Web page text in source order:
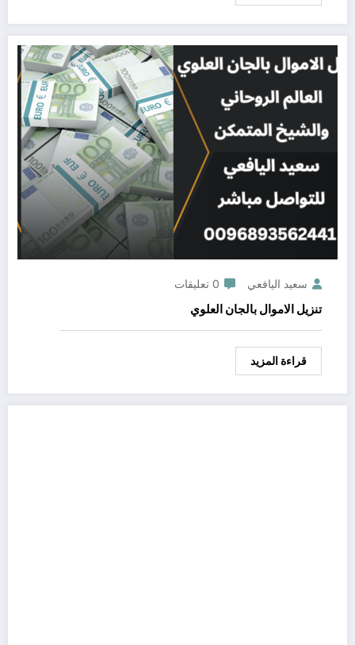
سعيد اليافعي 0 تعليقات
تنزيل الاموال بالجان العلوي
قراءة المزيد